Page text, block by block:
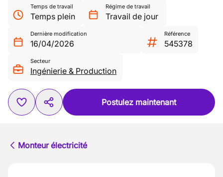
Temps de travail
Temps plein
Régime de travail
Travail de jour
Dernière modification
16/04/2026
Référence
545378
Secteur
Ingénierie & Production
Postulez maintenant
Monteur électricité